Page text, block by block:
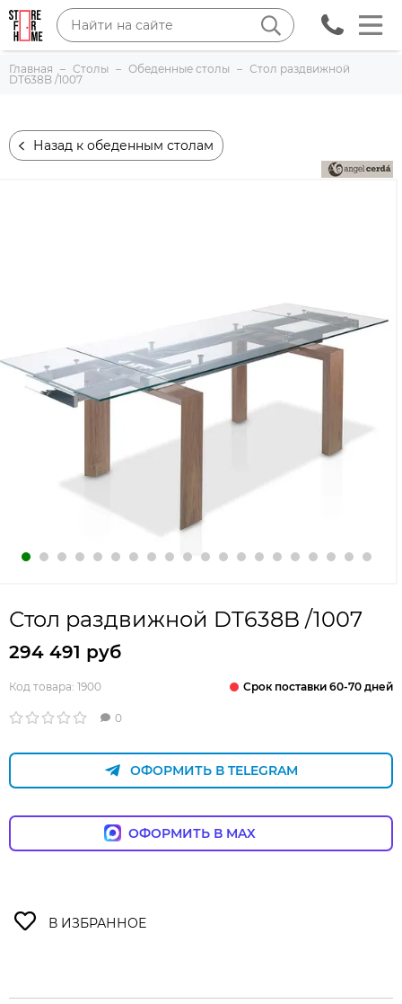
Главная Столы Обеденные столы
Стол раздвижной
DT638B /1007
Назад к обеденным столам
Стол раздвижной DT638B /1007
294 491 руб
Код товара: 1900 Срок поставки 60-70 дней
0
ОФОРМИТЬ В TELEGRAM
ОФОРМИТЬ В MAX